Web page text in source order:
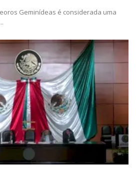
Geminídeas é considerada uma